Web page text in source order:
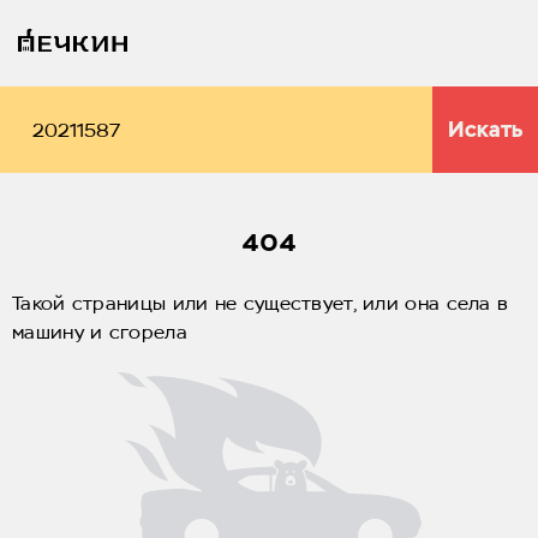
Искать
404
Такой страницы или не существует, или она села в
машину и сгорела